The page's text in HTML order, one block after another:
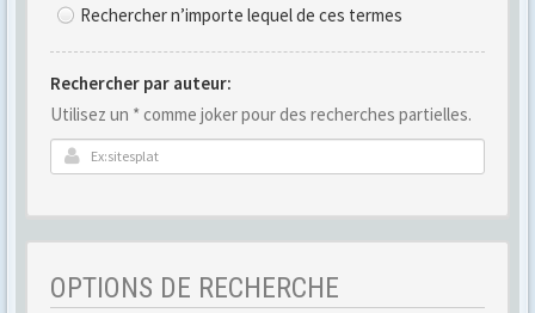
Rechercher n’importe lequel de ces termes
Rechercher par auteur:
Utilisez un * comme joker pour des recherches partielles.
OPTIONS DE RECHERCHE